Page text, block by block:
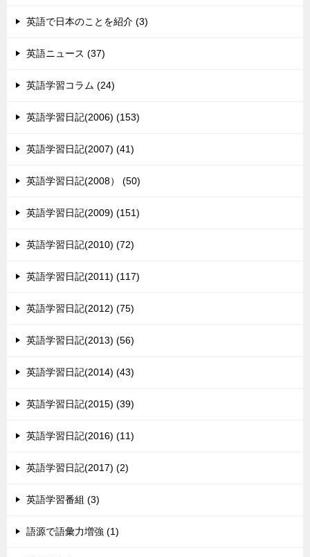
英語で日本のことを紹介 (3)
英語ニュース (37)
英語学習コラム (24)
英語学習日記(2006) (153)
英語学習日記(2007) (41)
英語学習日記(2008） (50)
英語学習日記(2009) (151)
英語学習日記(2010) (72)
英語学習日記(2011) (117)
英語学習日記(2012) (75)
英語学習日記(2013) (56)
英語学習日記(2014) (43)
英語学習日記(2015) (39)
英語学習日記(2016) (11)
英語学習日記(2017) (2)
英語学習番組 (3)
語源で語彙力増強 (1)